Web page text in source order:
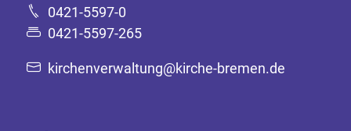
0421-5597-0
0421-5597-265
kirchenverwaltung@kirche-bremen.de